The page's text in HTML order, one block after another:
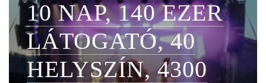
10 NAP, 140 EZER
LÁTOGATÓ, 40
HELYSZÍN, 4300